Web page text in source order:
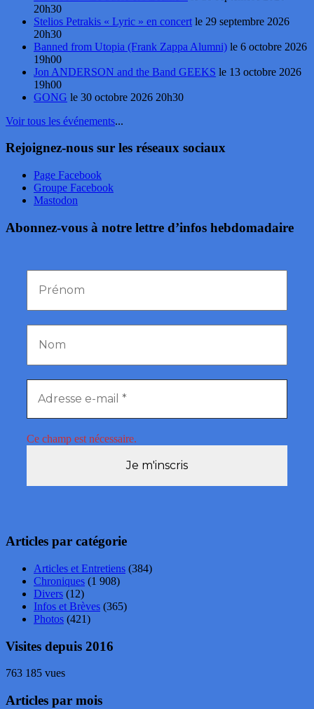
20h30
Stelios Petrakis « Lyric » en concert le 29 septembre 2026
20h30
Banned from Utopia (Frank Zappa Alumni) le 6 octobre 2026
19h00
Jon ANDERSON and the Band GEEKS le 13 octobre 2026
19h00
GONG le 30 octobre 2026 20h30
Voir tous les événements...
Rejoignez-nous sur les réseaux sociaux
Page Facebook
Groupe Facebook
Mastodon
Abonnez-vous à notre lettre d’infos hebdomadaire
Ce champ est nécessaire.
Articles par catégorie
Articles et Entretiens (384)
Chroniques (1 908)
Divers (12)
Infos et Brèves (365)
Photos (421)
Visites depuis 2016
763 185 vues
Articles par mois